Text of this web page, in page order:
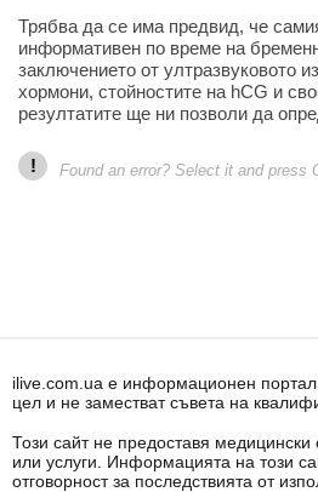
Трябва да се има предвид, че
информативен по време на
заключението от ултразвуковото
хормони, стойностите на hCG и
резултатите ще ни позволи да
! Found an error? Select it and press
ilive.com.ua е информационен
цел и не заместват съвета на
Този сайт не предоставя
или услуги. Информацията на този
отговорност за последствията от